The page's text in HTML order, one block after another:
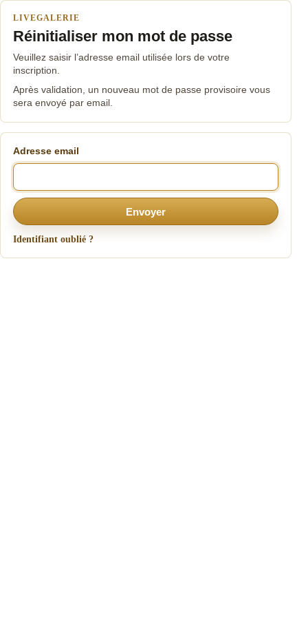
LIVEGALERIE
Réinitialiser mon mot de passe
Veuillez saisir l’adresse email utilisée lors de votre
inscription.
Après validation, un nouveau mot de passe provisoire vous
sera envoyé par email.
Adresse email
Envoyer
Identifiant oublié ?